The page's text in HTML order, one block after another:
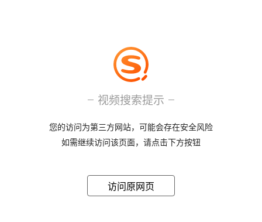
视频搜索提示
您的访问为第三方网站，可能会存在安全风险
如需继续访问该页面，请点击下方按钮
访问原网页